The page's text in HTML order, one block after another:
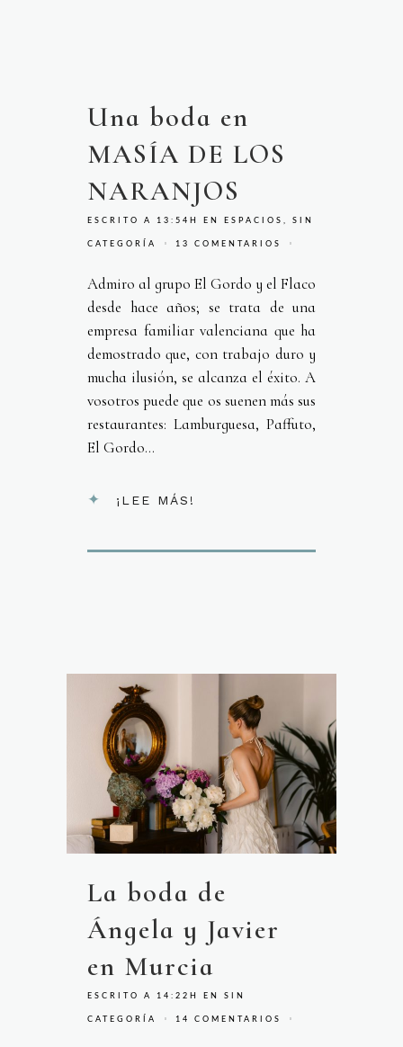
Una boda en
MASÍA DE LOS
NARANJOS
ESCRITO A 13:54H EN ESPACIOS , SIN
CATEGORÍA 13 COMENTARIOS
Admiro al grupo El Gordo y el Flaco
desde hace años; se trata de una
empresa familiar valenciana que ha
demostrado que, con trabajo duro y
mucha ilusión, se alcanza el éxito. A
vosotros puede que os suenen más sus
restaurantes: Lamburguesa, Paffuto,
El Gordo...
¡LEE MÁS!
La boda de
Ángela y Javier
en Murcia
ESCRITO A 14:22H EN SIN
CATEGORÍA 14 COMENTARIOS